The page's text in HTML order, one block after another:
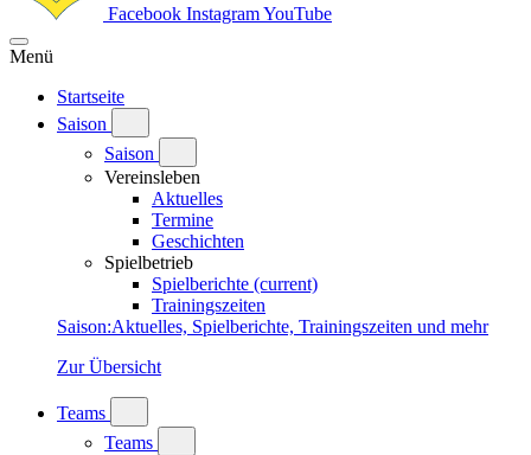
Facebook InstagramYouTube
Menü
Startseite
Saison
Saison
Vereinsleben
Aktuelles
Termine
Geschichten
Spielbetrieb
Spielberichte (current)
Trainingszeiten
Saison:Aktuelles, Spielberichte, Trainingszeiten und mehr
Zur Übersicht
Teams
Teams